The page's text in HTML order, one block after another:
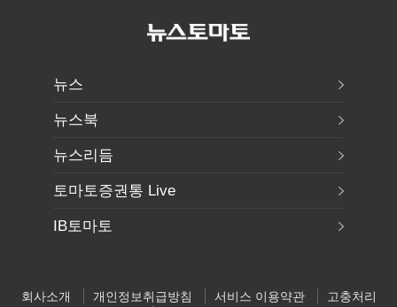
뉴스
뉴스북
뉴스리듬
토마토증권통 Live
IB토마토
회사소개 개인정보취급방침 서비스 이용약관
고충처리